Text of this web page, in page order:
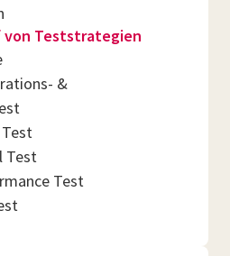
von Teststrategien
&
Test
Test